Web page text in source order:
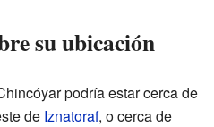
su ubicación
podría estar cerca de
de Iznatoraf, o cerca de